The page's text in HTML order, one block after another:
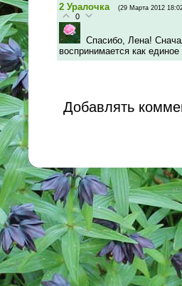
2 Уралочка (29 Марта 2012
0
Спасибо, Лена!
воспринимается как единое
Добавлять